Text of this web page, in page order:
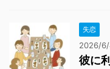
失恋
2026/
彼に